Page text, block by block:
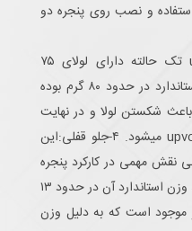
و نصب روی پنجره دو
۳-لولا:باز شوی پنجره های upvc تک حالته دارای لولای ۷۵
میلیمتری هستند و دارای وزنی استاندارد در حدود ۸۰ گرم بوده
شکستن لولا و در نهایت
باعث صدمه به پنجره دو جداره upvc میشود. ۴-جلو قفلی:این
نقش مهمی در کارکرد پنجره
دو جداره یو پی وی سی ایفا میکند وزن استاندارد آن در حدود ۱۳
گرمی آن نیز موجود است که به دلیل وزن